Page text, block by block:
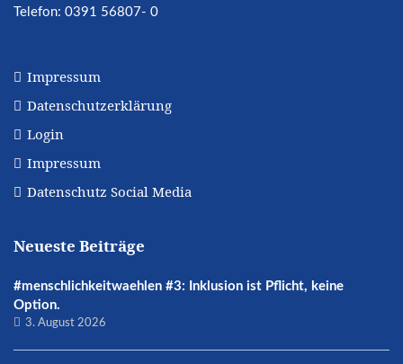
Telefon: 0391 56807- 0
Impressum
Datenschutzerklärung
Login
Impressum
Datenschutz Social Media
Neueste Beiträge
#menschlichkeitwaehlen #3: Inklusion ist Pflicht, keine
Option.
3. August 2026